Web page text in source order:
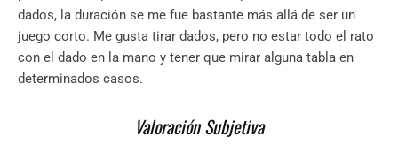
dados, la duración se me fue bastante más allá de ser un
juego corto. Me gusta tirar dados, pero no estar todo el rato
con el dado en la mano y tener que mirar alguna tabla en
determinados casos.
Valoración Subjetiva